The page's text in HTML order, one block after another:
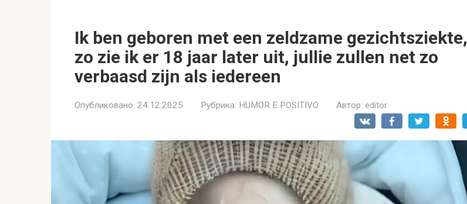
Ik ben geboren met een zeldzame gezichtsziekte,
zo zie ik er 18 jaar later uit, jullie zullen net zo
verbaasd zijn als iedereen
Опубликовано: 24.12.2025 Рубрика: HUMOR E POSITIVO Автор: editor